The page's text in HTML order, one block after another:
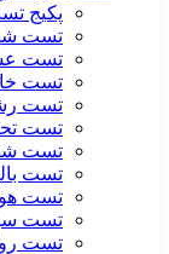
پکیج
تست
تست
تست
تست
تست
تست
تست
تست
تست
تست